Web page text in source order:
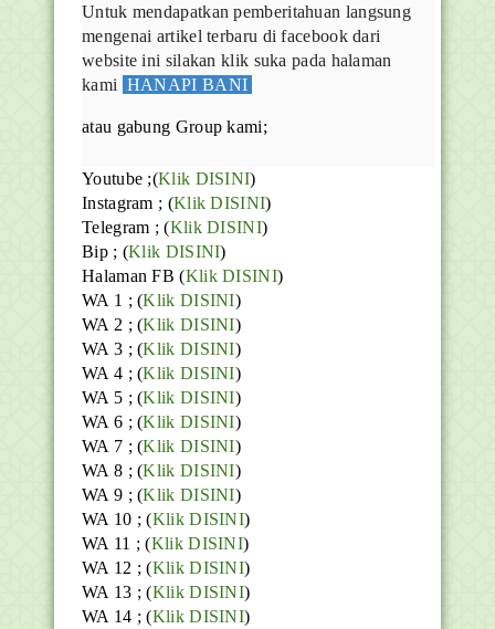
Untuk mendapatkan pemberitahuan langsung
mengenai artikel terbaru di facebook dari
website ini silakan klik suka pada halaman
kami HANAPI BANI
atau gabung Group kami;
Youtube ;(Klik DISINI)
Instagram ; (Klik DISINI)
Telegram ;(Klik DISINI)
Bip ; (Klik DISINI)
Halaman FB(Klik DISINI)
WA 1 ; (Klik DISINI)
WA 2 ; (Klik DISINI)
WA 3 ; (Klik DISINI)
WA 4 ; (Klik DISINI)
WA 5 ; (Klik DISINI)
WA 6 ; (Klik DISINI)
WA 7 ; (Klik DISINI)
WA 8 ; (Klik DISINI)
WA 9 ; (Klik DISINI)
WA 10 ; (Klik DISINI)
WA 11 ; (Klik DISINI)
WA 12 ; (Klik DISINI)
WA 13 ; (Klik DISINI)
WA 14 ; (Klik DISINI)